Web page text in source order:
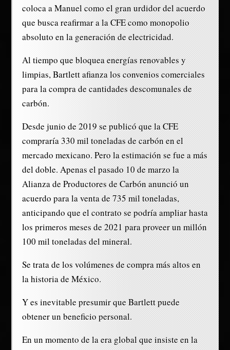
coloca a Manuel como el gran urdidor del acuerdo
que busca reafirmar a la CFE como monopolio
absoluto en la generación de electricidad.
Al tiempo que bloquea energías renovables y
limpias, Bartlett afianza los convenios comerciales
para la compra de cantidades descomunales de
carbón.
Desde junio de 2019 se publicó que la CFE
compraría 330 mil toneladas de carbón en el
mercado mexicano. Pero la estimación se fue a más
del doble. Apenas el pasado 10 de marzo la
Alianza de Productores de Carbón anunció un
acuerdo para la venta de 735 mil toneladas,
anticipando que el contrato se podría ampliar hasta
los primeros meses de 2021 para proveer un millón
100 mil toneladas del mineral.
Se trata de los volúmenes de compra más altos en
la historia de México.
Y es inevitable presumir que Bartlett puede
obtener un beneficio personal.
En un momento de la era global que insiste en la